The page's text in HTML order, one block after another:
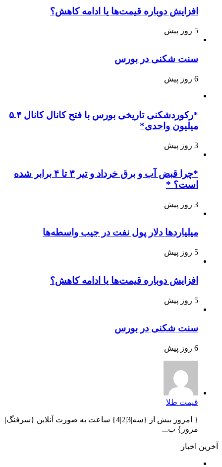
افزایش دوباره قیمت‌ها یا ادامه کاهش؟
5 روز پیش
سنت شکنی در بورس
6 روز پیش
*رکوردشکنی تاریخی بورس با فتح کانال کانال ۵.۴
میلیون واحدی*
3 روز پیش
*چرا قبض آب و برق خرداد و تیر ۳ تا ۴ برابر شده
است؟ *
3 روز پیش
میلیاردها دلار پول نفت در جیب واسطه‌ها
5 روز پیش
افزایش دوباره قیمت‌ها یا ادامه کاهش؟
5 روز پیش
سنت شکنی در بورس
6 روز پیش
قیمت طلا
{ امروز بیش از {سه|3|2|4} ساعت به صورت آنلاین {سرفنگ|
مرور} ب...
آخرین اخبار